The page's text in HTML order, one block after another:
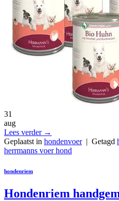
31
aug
Lees verder →
Geplaatst in hondenvoer | Getagd
herrmanns voer hond
hondenriem
Hondenriem